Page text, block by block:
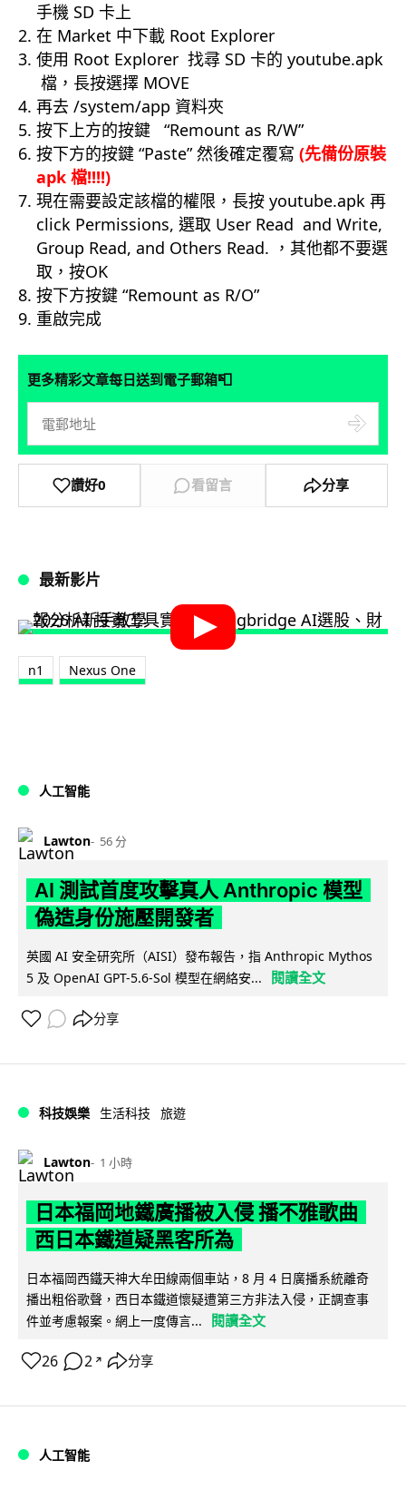
手機 SD 卡上
在 Market 中下載 Root Explorer
使用 Root Explorer 找尋 SD 卡的 youtube.apk
檔，長按選擇 MOVE
再去 /system/app 資料夾
按下上方的按鍵 “Remount as R/W”
按下方的按鍵 “Paste” 然後確定覆寫 (先備份原裝
apk 檔!!!!)
現在需要設定該檔的權限，長按 youtube.apk 再
click Permissions, 選取 User Read and Write,
Group Read, and Others Read. ，其他都不要選
取，按OK
按下方按鍵 “Remount as R/O”
重啟完成
更多精彩文章每日送到電子郵箱📮
讚好0 看留言 分享
最新影片
n1 Nexus One
人工智能
Lawton 56 分
AI 測試首度攻擊真人 Anthropic 模型
偽造身份施壓開發者
英國 AI 安全研究所（AISI）發布報告，指 Anthropic Mythos
5 及 OpenAI GPT-5.6-Sol 模型在網絡安...
閱讀全文
分享
科技娛樂 生活科技 旅遊
Lawton 1 小時
日本福岡地鐵廣播被入侵 播不雅歌曲
西日本鐵道疑黑客所為
日本福岡西鐵天神大牟田線兩個車站，8 月 4 日廣播系統離奇
播出粗俗歌聲，西日本鐵道懷疑遭第三方非法入侵，正調查事
件並考慮報案。網上一度傳言...
閱讀全文
26 2 ↗ 分享
人工智能